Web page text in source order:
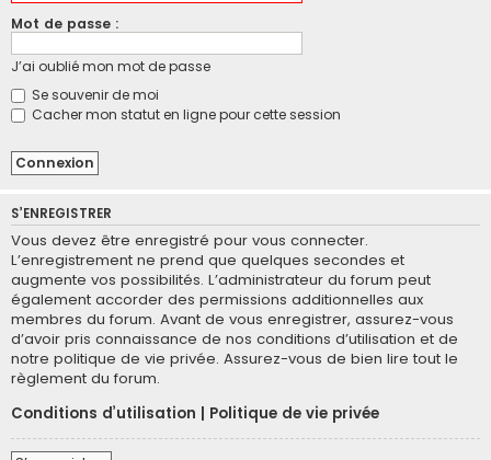
Mot de passe :
J’ai oublié mon mot de passe
Se souvenir de moi
Cacher mon statut en ligne pour cette session
S’ENREGISTRER
Vous devez être enregistré pour vous connecter.
L’enregistrement ne prend que quelques secondes et
augmente vos possibilités. L’administrateur du forum peut
également accorder des permissions additionnelles aux
membres du forum. Avant de vous enregistrer, assurez-vous
d’avoir pris connaissance de nos conditions d’utilisation et de
notre politique de vie privée. Assurez-vous de bien lire tout le
règlement du forum.
Conditions d’utilisation | Politique de vie privée